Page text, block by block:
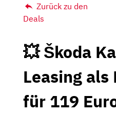
Zurück zu den
Deals
💥 Škoda
Leasing als
für 119